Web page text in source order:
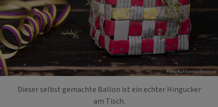
Foto: Katharina Gossow
Dieser selbst gemachte Ballon ist ein echter Hingucker
am Tisch.